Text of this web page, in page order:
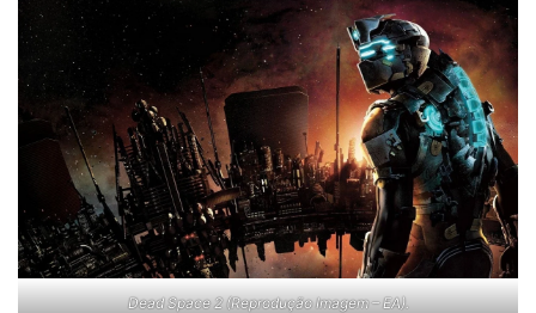
Dead Space 2 (Reprodução Imagem – EA).